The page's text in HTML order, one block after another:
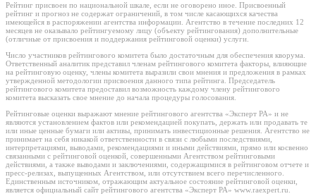
Рейтинг присвоен по национальной шкале, если не оговорено иное. Присвоенный
рейтинг и прогноз не содержат ограничений, в том числе касающихся качества
имеющейся в распоряжении агентства информации. Агентство в течение последних 12
месяцев не оказывало рейтингуемому лицу (объекту рейтингования) дополнительные
(отличные от присвоения и поддержания рейтинговой оценки) услуги.
Число участников рейтингового комитета было достаточным для обеспечения кворума.
Ответственный аналитик представил членам рейтингового комитета факторы, влияющие
на рейтинговую оценку, члены комитета выразили свои мнения и предложения в рамках
утвержденной методологии присвоения данного типа рейтинга. Председатель
рейтингового комитета предоставил возможность каждому члену рейтингового
комитета высказать свое мнение до начала процедуры голосования.
Рейтинговые оценки выражают мнение рейтингового агентства «Эксперт РА» и не
являются установлением фактов или рекомендацией покупать, держать или продавать те
или иные ценные бумаги или активы, принимать инвестиционные решения. Агентство не
принимает на себя никакой ответственности в связи с любыми последствиями,
интерпретациями, выводами, рекомендациями и иными действиями, прямо или косвенно
связанными с рейтинговой оценкой, совершенными Агентством рейтинговыми
действиями, а также выводами и заключениями, содержащимися в рейтинговом отчете и
пресс-релизах, выпущенных Агентством, или отсутствием всего перечисленного.
Единственным источником, отражающим актуальное состояние рейтинговой оценки,
является официальный сайт рейтингового агентства «Эксперт РА» www.raexpert.ru.